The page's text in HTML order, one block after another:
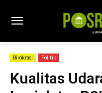
Birokrasi Politik
Kualitas